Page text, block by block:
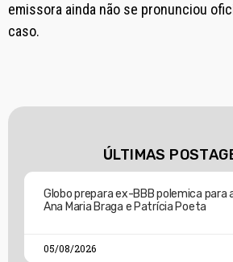
emissora ainda não se pronunciou
caso.
ÚLTIMAS
Globo prepara ex-BBB polemica para
Ana Maria Braga e Patrícia Poeta
05/08/2026